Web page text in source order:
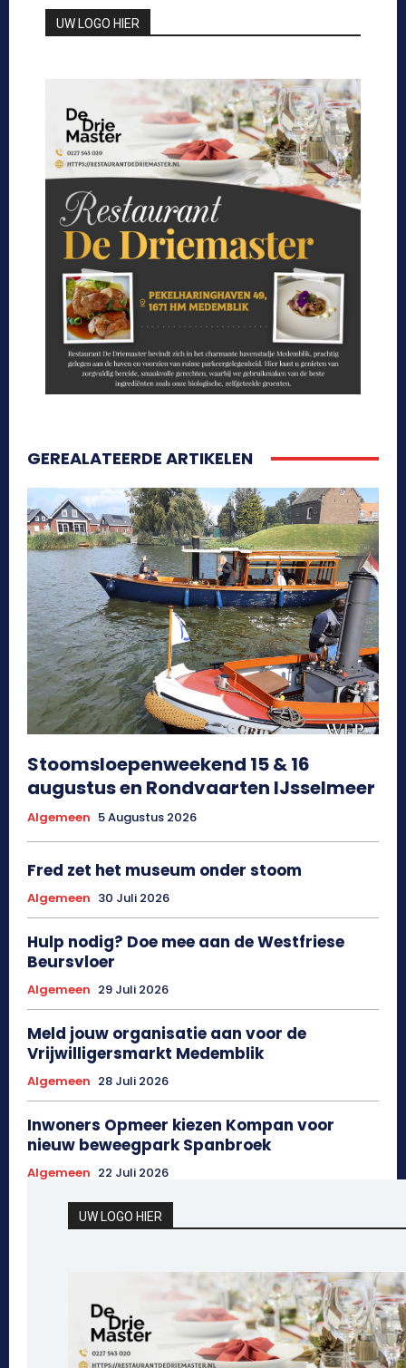
UW LOGO HIER
GEREALATEERDE ARTIKELEN
Stoomsloepenweekend 15 & 16
augustus en Rondvaarten IJsselmeer
Algemeen 5 Augustus 2026
Fred zet het museum onder stoom
Algemeen 30 Juli 2026
Hulp nodig? Doe mee aan de Westfriese
Beursvloer
Algemeen 29 Juli 2026
Meld jouw organisatie aan voor de
Vrijwilligersmarkt Medemblik
Algemeen 28 Juli 2026
Inwoners Opmeer kiezen Kompan voor
nieuw beweegpark Spanbroek
Algemeen 22 Juli 2026
UW LOGO HIER